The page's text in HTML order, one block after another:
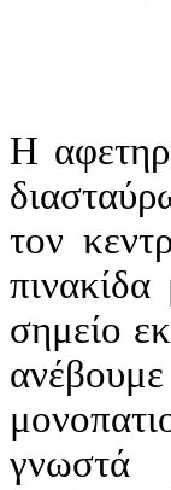
Η
τον
σημείο
γνωστά